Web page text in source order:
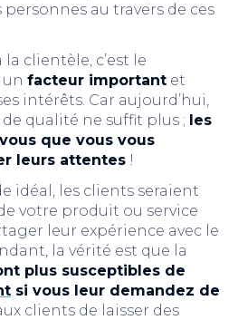
personnes au travers de ces
clientèle, c’est le
facteur important et
intérêts. Car aujourd’hui,
qualité ne suffit plus ; les
que vous vous
leurs attentes !
idéal, les clients seraient
votre produit ou service
leur expérience avec le
la vérité est que la
plus susceptibles de
si vous leur demandez de
clients de laisser des